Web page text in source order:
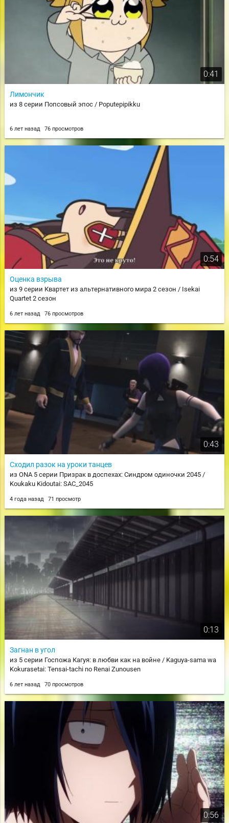
0:41
Лимончик
из 8 серии Попсовый эпос / Poputepipikku
6 лет назад 76 просмотров
0:54
Оценка взрыва
из 9 серии Квартет из альтернативного мира 2 сезон / Isekai
Quartet 2 сезон
6 лет назад 76 просмотров
0:43
Сходил разок на уроки танцев
из ONA 5 серии Призрак в доспехах: Синдром одиночки 2045 /
Koukaku Kidoutai: SAC_2045
4 года назад 71 просмотр
0:13
Загнан в угол
из 5 серии Госпожа Кагуя: в любви как на войне / Kaguya-sama wa
Kokurasetai: Tensai-tachi no Renai Zunousen
6 лет назад 70 просмотров
0:56